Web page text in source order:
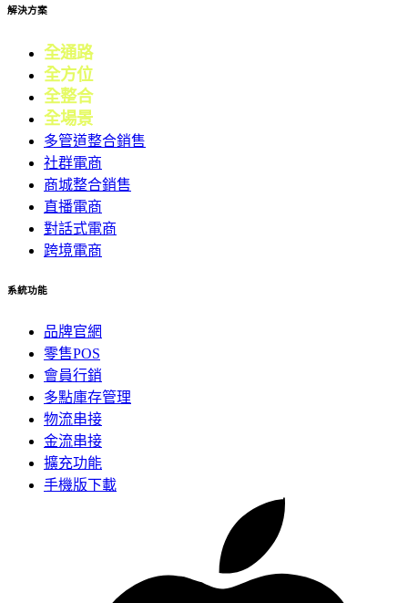
解決方案
全通路電商
全方位零售
全整合行銷
全場景
多管道整合銷售
社群電商
商城整合銷售
直播電商
對話式電商
跨境電商
系統功能
品牌官網
零售POS
會員行銷
多點庫存管理
物流串接
金流串接
擴充功能
手機版下載